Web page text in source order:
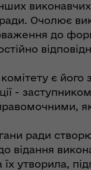
Очолює
до
є його
-
ради
утворила,